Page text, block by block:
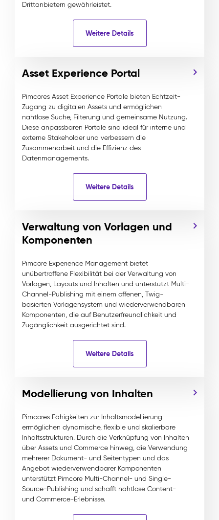
Drittanbietern gewährleistet.
Weitere Details
Asset Experience Portal
Pimcores Asset Experience Portale bieten Echtzeit-
Zugang zu digitalen Assets und ermöglichen
nahtlose Suche, Filterung und gemeinsame Nutzung.
Diese anpassbaren Portale sind ideal für interne und
externe Stakeholder und verbessern die
Zusammenarbeit und die Effizienz des
Datenmanagements.
Weitere Details
Verwaltung von Vorlagen und
Komponenten
Pimcore Experience Management bietet
unübertroffene Flexibilität bei der Verwaltung von
Vorlagen, Layouts und Inhalten und unterstützt Multi-
Channel-Publishing mit einem offenen, Twig-
basierten Vorlagensystem und wiederverwendbaren
Komponenten, die auf Benutzerfreundlichkeit und
Zugänglichkeit ausgerichtet sind.
Weitere Details
Modellierung von Inhalten
Pimcores Fähigkeiten zur Inhaltsmodellierung
ermöglichen dynamische, flexible und skalierbare
Inhaltsstrukturen. Durch die Verknüpfung von Inhalten
über Assets und Commerce hinweg, die Verwendung
mehrerer Dokument- und Seitentypen und das
Angebot wiederverwendbarer Komponenten
unterstützt Pimcore Multi-Channel- und Single-
Source-Publishing und schafft nahtlose Content-
und Commerce-Erlebnisse.